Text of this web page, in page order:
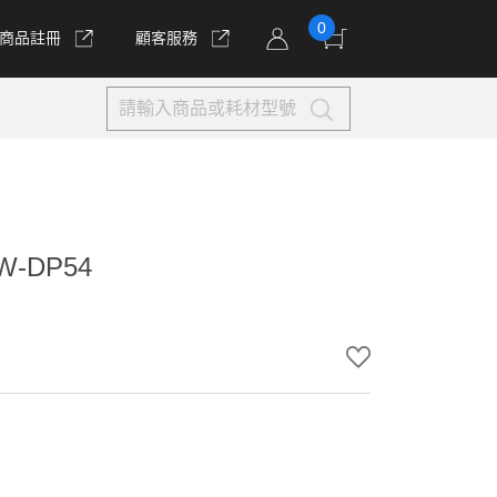
商品註冊 顧客服務
0
DP54